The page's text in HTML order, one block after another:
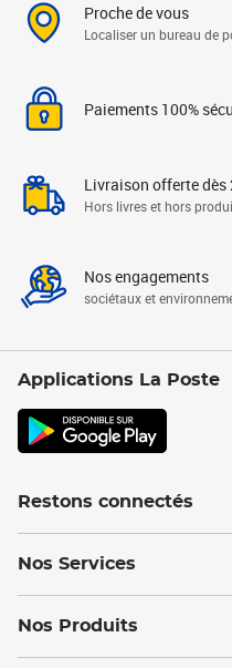
Proche de vous
Localiser un bureau de
Paiements 100%
Livraison offerte dès
Hors livres et hors
Nos engagements
sociétaux et
Applications La Poste
Restons connectés
Nos Services
Nos Produits